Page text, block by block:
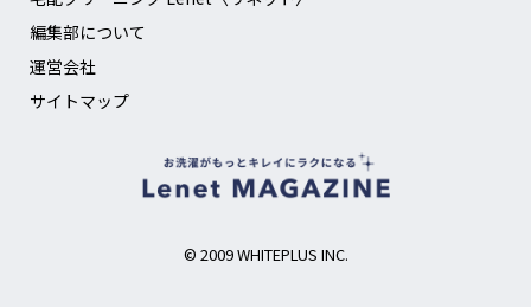
編集部について
運営会社
サイトマップ
© 2009 WHITEPLUS INC.